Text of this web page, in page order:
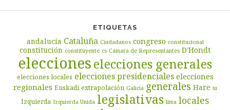
ETIQUETAS
andalucía Cataluña Ciudadanos congreso constitucional
constitución constituyente cs Cámara de Representantes D'Hondt
eleccioneselecciones generales
elecciones locales elecciones presidenciales elecciones
regionales Euskadi extrapolación Galicia generales Hare iu
Izquierda Izquierda Unida legislativas lima locales